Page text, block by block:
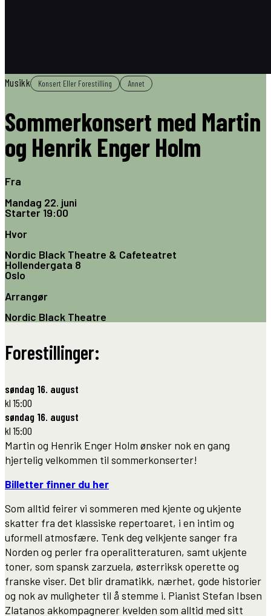
Musikk Konsert Eller Forestilling Annet
Sommerkonsert med Martin
og Henrik Enger Holm
Fra
Mandag 22. juni
Starter19:00
Hvor
Nordic Black Theatre & Cafeteatret
Hollendergata 8
Oslo
Arrangør
Nordic Black Theatre
Forestillinger:
søndag 16. august
kl 15:00
søndag 16. august
kl 15:00
Martin og Henrik Enger Holm ønsker nok en gang
hjertelig velkommen til sommerkonserter!
Billetter finner du her
Som alltid feirer vi sommeren med kjente og ukjente
skatter fra det klassiske repertoaret, i en intim og
uformell atmosfære. Tenk deg velkjente sanger fra
Norden og perler fra operalitteraturen, samt ukjente
toner, som spansk zarzuela, østerriksk operette og
franske viser. Det blir dramatikk, nærhet, gode historier
og nok av muligheter til å stemme i. Pianist Stefan Ibsen
Zlatanos akkompagnerer kvelden som alltid med sitt